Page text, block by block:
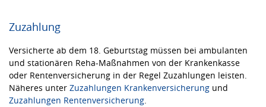
Zuzahlung
Versicherte ab dem 18. Geburtstag müssen bei ambulanten
und stationären Reha-Maßnahmen von der Krankenkasse
oder Rentenversicherung in der Regel Zuzahlungen leisten.
Näheres unter Zuzahlungen Krankenversicherung und
Zuzahlungen Rentenversicherung.